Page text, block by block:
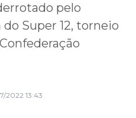
pelo
Super 12, torneio
2022 13:43